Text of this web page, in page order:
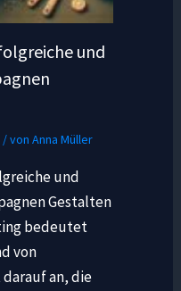
und
/ von Anna Müller
und
Gestalten
bedeutet
von
an, die